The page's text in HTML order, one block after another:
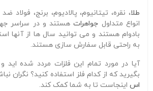
طلا، نقره، تیتانیوم، پالادیوم، برنج،
انواع متداول جواهراتهستند و در سراسر
بادوام هستند و می توانید سال ها از آنها
به راحتی قابل سفارش سازی هستند.
آیا در مورد تمام این فلزات مردد شده اید
بگیرید که از کدام فلز استفاده کنید؟ نگران
اس اینجاست تا به شما کمک کند.